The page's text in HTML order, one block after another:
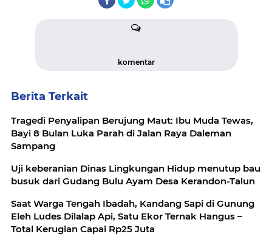
komentar
Berita Terkait
Tragedi Penyalipan Berujung Maut: Ibu Muda Tewas,
Bayi 8 Bulan Luka Parah di Jalan Raya Daleman
Sampang
Uji keberanian Dinas Lingkungan Hidup menutup bau
busuk dari Gudang Bulu Ayam Desa Kerandon-Talun
Saat Warga Tengah Ibadah, Kandang Sapi di Gunung
Eleh Ludes Dilalap Api, Satu Ekor Ternak Hangus –
Total Kerugian Capai Rp25 Juta